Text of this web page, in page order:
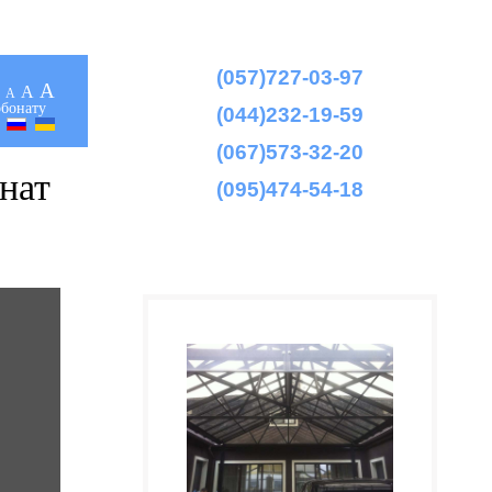
A A A
(057)727-03-97
(044)232-19-59
(067)573-32-20
(095)474-54-18